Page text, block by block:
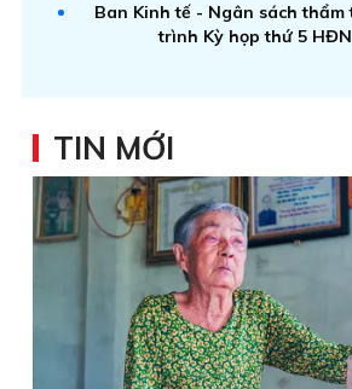
Ban Kinh tế - Ngân sách thẩm
trình Kỳ họp thứ 5
TIN MỚI